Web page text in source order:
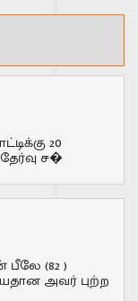
20
ச�
பீலே (82 )
அவர் புற்ற